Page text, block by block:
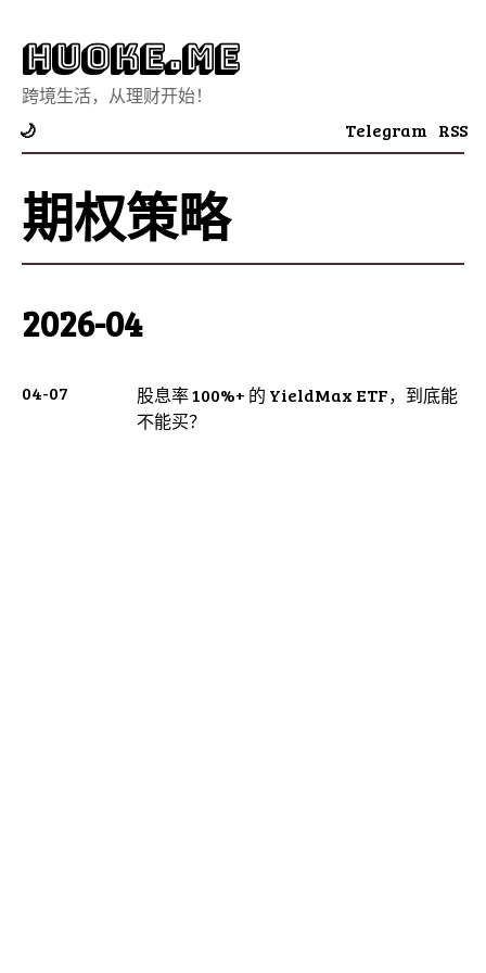
Huoke.Me
跨境生活，从理财开始！
🌙 Telegram RSS
期权策略
2026-04
04-07
股息率 100%+ 的 YieldMax ETF，到底能
不能买？